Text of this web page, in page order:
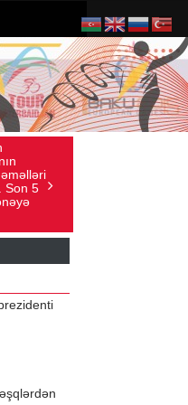
vətənində
də,
zaman
yurdu ilə
sayı: 238